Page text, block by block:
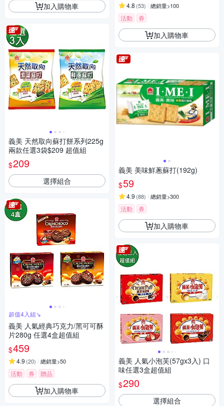
加入購物車
義美 天然取向蘇打餅系列225g
兩款任選3袋$209 超值組
$209
選擇組合
超值4入組↘︎
義美 人氣經典巧克力/黑可可酥
片280g 任選4盒超值組
$459
4.9 (20) 總銷量>50
活動 券 贈品
加入購物車
4.8 (53) 總銷量>100
活動 券
加入購物車
義美 美味鮮蔥蘇打(192g)
$59
4.9 (88) 總銷量>300
活動 券
加入購物車
義美 人氣小泡芙(57gx3入) 口
味任選3盒超值組
$290
選擇組合